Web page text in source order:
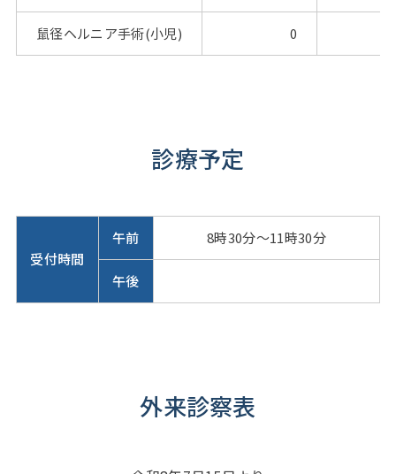
鼠径ヘルニア手術(小児) 0
診療予定
受付時間
午前 8時30分～11時30分
午後
外来診察表